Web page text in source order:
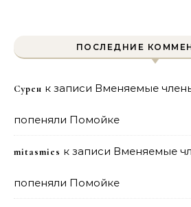
ПОСЛЕДНИЕ
Сурен к записи Вменяемые
попеняли Помойке
mitasmies к записи Вменяемые
попеняли Помойке